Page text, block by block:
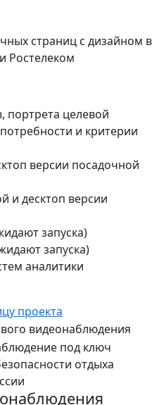
страниц с дизайном в
Ростелеком
портрета целевой
и критерии
версии посадочной
и десктоп версии
запуска)
запуска)
аналитики
проекта